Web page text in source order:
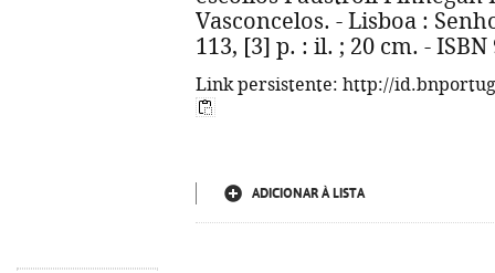
Vasconcelos. - Lisboa :
113, [3] p. : il. ; 20 cm. - ISBN
Link persistente: http://
ADICIONAR À LISTA